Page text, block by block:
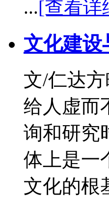
...[查看详
文化建设
文/仁达
给人虚而
询和研究
体上是一
文化的根